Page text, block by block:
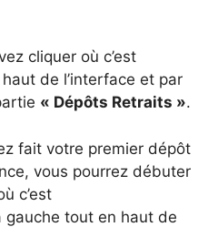
cliquer où c’est
de l’interface et par
« Dépôts Retraits ».
fait votre premier dépôt
vous pourrez débuter
c’est
gauche tout en haut de